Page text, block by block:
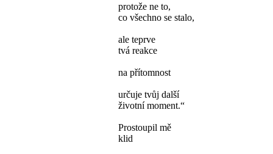
protože ne to,
co všechno se stalo,
ale teprve
tvá reakce
na přítomnost
určuje tvůj další
životní moment.“
Prostoupil mě
klid